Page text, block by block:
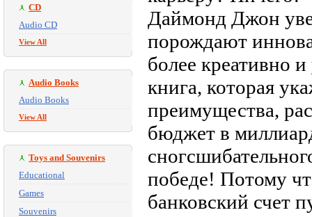
CD
Audio CD
View All
Audio Books
Audio Books
View All
Toys and Souvenirs
Educational
Games
Souvenirs
Даймонд Джон
порождают
более креативно
книга, которая
преимущества,
бюджет в
победе! Потому
банковский счет